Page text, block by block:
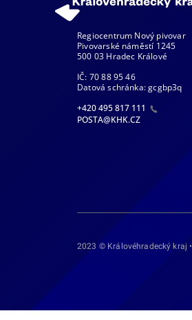
Regiocentrum Nový pivovar
Pivovarské náměstí 1245
500 03 Hradec Králové
IČ: 70 88 95 46
Datová schránka: gcgbp3q
+420 495 817 111
POSTA@KHK.CZ
2023 © Královéhradecký kraj